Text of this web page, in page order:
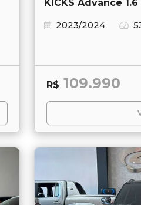
KICKS Advance
2023/2024
R$ 109.990